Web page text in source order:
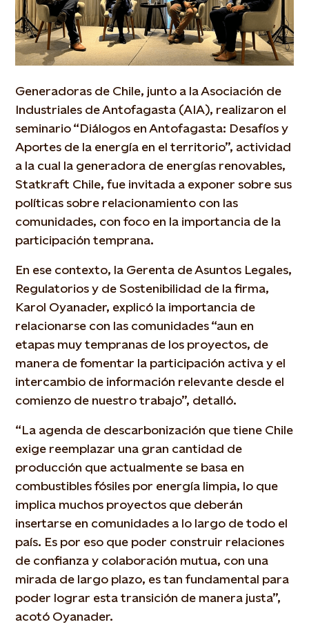
Generadoras de Chile, junto a la Asociación de
Industriales de Antofagasta (AIA), realizaron el
seminario “Diálogos en Antofagasta: Desafíos y
Aportes de la energía en el territorio”, actividad
a la cual la generadora de energías renovables,
Statkraft Chile, fue invitada a exponer sobre sus
políticas sobre relacionamiento con las
comunidades, con foco en la importancia de la
participación temprana.
En ese contexto, la Gerenta de Asuntos Legales,
Regulatorios y de Sostenibilidad de la firma,
Karol Oyanader, explicó la importancia de
relacionarse con las comunidades “aun en
etapas muy tempranas de los proyectos, de
manera de fomentar la participación activa y el
intercambio de información relevante desde el
comienzo de nuestro trabajo”, detalló.
“La agenda de descarbonización que tiene Chile
exige reemplazar una gran cantidad de
producción que actualmente se basa en
combustibles fósiles por energía limpia, lo que
implica muchos proyectos que deberán
insertarse en comunidades a lo largo de todo el
país. Es por eso que poder construir relaciones
de confianza y colaboración mutua, con una
mirada de largo plazo, es tan fundamental para
poder lograr esta transición de manera justa”,
acotó Oyanader.